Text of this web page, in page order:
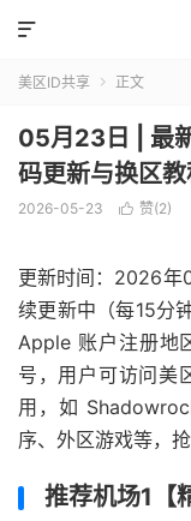

美区ID共享  正文
05月23日 | 最
码更新与换区教
2026-05-23  赞(2)
更新时间：2026年
续更新中（每15分
Apple 账户注册地
号，用户可访问美
用，如
序、外区游戏等，
推荐机场1【